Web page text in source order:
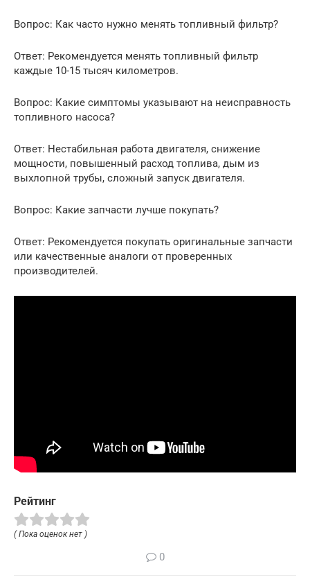
Вопрос: Как часто нужно менять топливный фильтр?
Ответ: Рекомендуется менять топливный фильтр
каждые 10-15 тысяч километров.
Вопрос: Какие симптомы указывают на неисправность
топливного насоса?
Ответ: Нестабильная работа двигателя, снижение
мощности, повышенный расход топлива, дым из
выхлопной трубы, сложный запуск двигателя.
Вопрос: Какие запчасти лучше покупать?
Ответ: Рекомендуется покупать оригинальные запчасти
или качественные аналоги от проверенных
производителей.
Рейтинг
( Пока оценок нет )
0